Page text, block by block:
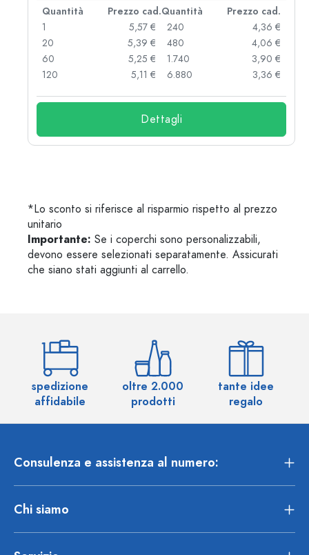
Quantità Prezzo cad.Quantità
Prezzo cad.
1
5,57 €
20
5,39 €
60
5,25 €
120
5,11 €
240
4,36 €
480
4,06 €
1.740
3,90 €
6.880
3,36 €
Dettagli
*Lo sconto si riferisce al risparmio rispetto al prezzo
unitario
Importante: Se i coperchi sono personalizzabili,
devono essere selezionati separatamente. Assicurati
che siano stati aggiunti al carrello.
spedizione
affidabile
oltre 2.000
prodotti
tante idee
regalo
Consulenza e assistenza al numero:
Chi siamo